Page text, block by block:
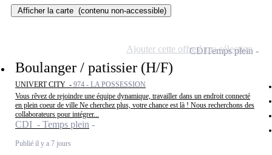
Afficher la carte (contenu non-accessible)
Boulanger / patissier (H/F)
UNIVERT CITY - 974 - LA POSSESSION
Vous rêvez de rejoindre une équipe dynamique, travailler dans un endroit connecté
en plein coeur de ville Ne cherchez plus, votre chance est là ! Nous recherchons des
collaborateurs pour intégrer...
CDI - Temps plein
Publié il y a 7 jours
CDITemps plein
Ajouter cette offre à ma sélection